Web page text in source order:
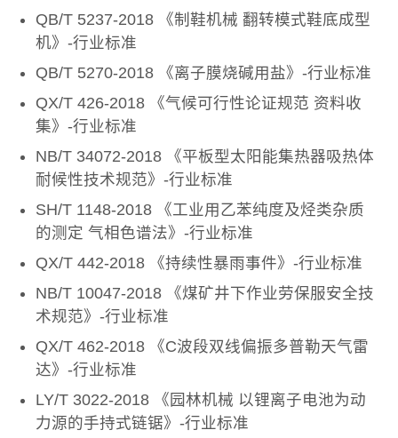
QB/T 5237-2018 《制鞋机械 翻转模式鞋底成型
机》-行业标准
QB/T 5270-2018 《离子膜烧碱用盐》-行业标准
QX/T 426-2018 《气候可行性论证规范 资料收
集》-行业标准
NB/T 34072-2018 《平板型太阳能集热器吸热体
耐候性技术规范》-行业标准
SH/T 1148-2018 《工业用乙苯纯度及烃类杂质
的测定 气相色谱法》-行业标准
QX/T 442-2018 《持续性暴雨事件》-行业标准
NB/T 10047-2018 《煤矿井下作业劳保服安全技
术规范》-行业标准
QX/T 462-2018 《C波段双线偏振多普勒天气雷
达》-行业标准
LY/T 3022-2018 《园林机械 以锂离子电池为动
力源的手持式链锯》-行业标准